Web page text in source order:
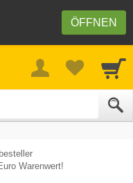
ÖFFNEN
Warenwert!